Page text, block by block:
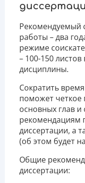
Рекомендуемый
работы – два
режиме
– 100-150
дисциплины.
Сократить
поможет четкое
основных глав
рекомендациям
диссертации, а
(об этом будет
Общие
диссертации: